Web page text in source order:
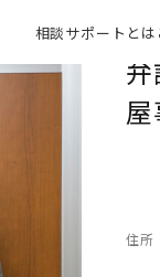
相談サポートとは
住所